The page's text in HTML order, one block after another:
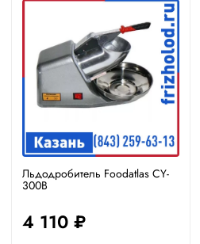
Льдодробитель Foodatlas CY-
300B
4 110 ₽